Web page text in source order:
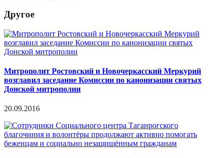
Другое
Митрополит Ростовский и Новочеркасский Меркурий
возглавил заседание Комиссии по канонизации святых
Донской митрополии
20.09.2016